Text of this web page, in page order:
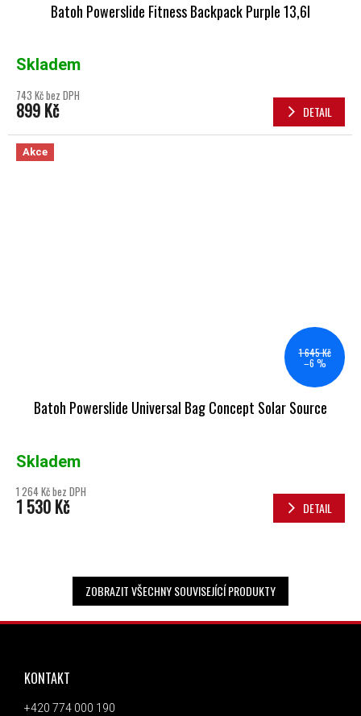
Batoh Powerslide Fitness Backpack Purple 13,6l
Skladem
743 Kč bez DPH
899 Kč DETAIL
Akce
1 645 Kč
–6 %
Batoh Powerslide Universal Bag Concept Solar Source
Skladem
1 264 Kč bez DPH
1 530 Kč DETAIL
ZOBRAZIT VŠECHNY SOUVISEJÍCÍ PRODUKTY
ZÁPATÍ
KONTAKT
+420 774 000 190